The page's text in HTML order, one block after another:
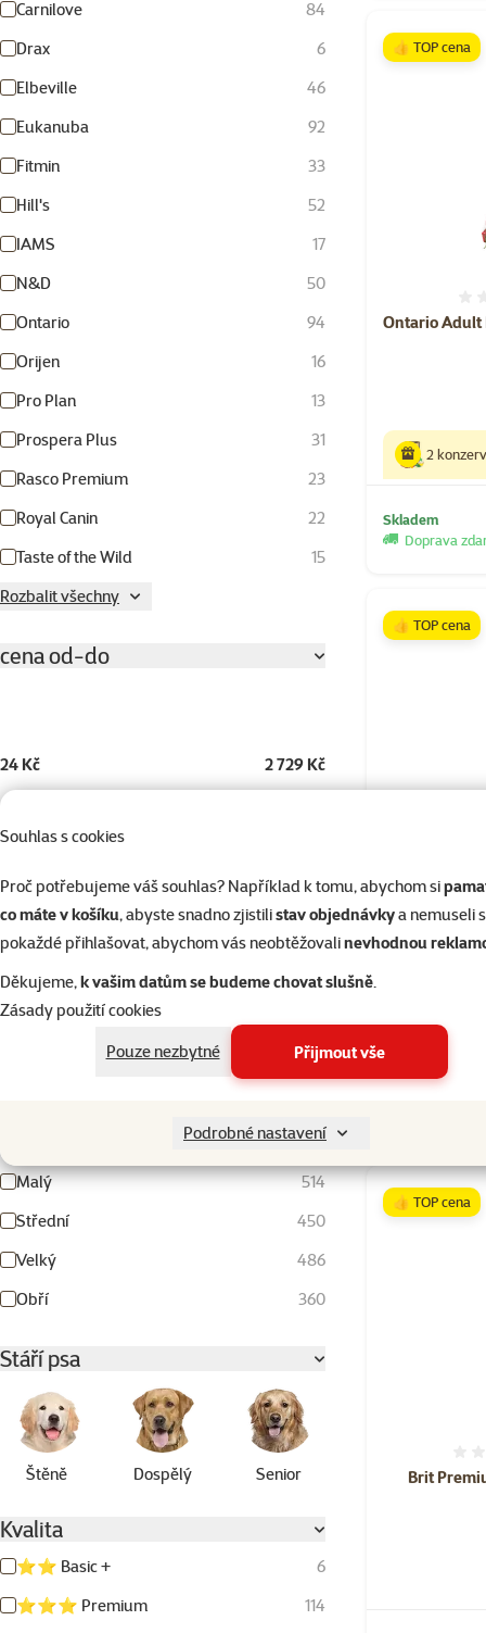
Souhlas s cookies
Proč potřebujeme váš souhlas? Například k tomu, abychom si
co máte v košíku, abyste snadno zjistilistav objednávkya nemuseli
pokaždé přihlašovat, abychom vás neobtěžovalinevhodnou
Děkujeme,k vašim datům se budeme chovat slušně.
Zásady použití cookies
Pouze nezbytné
Přijmout vše
Podrobné nastavení
Carnilove
84
Drax
6
Elbeville
46
Eukanuba
92
Fitmin
33
Hill's
52
IAMS
17
N&D
50
Ontario
94
Orijen
16
Pro Plan
13
Prospera Plus
31
Rasco Premium
23
Royal Canin
22
Taste of the Wild
15
Rozbalit všechny
cena od-do
24 Kč 2 729 Kč
Hodnocení 80%
35
Hodnocení 60%
6
Hodnocení 40%
4
Hodnocení 20%
5
321
Malý
514
Střední
450
Velký
486
Obří
360
Stáří psa
Štěně Dospělý Senior
Kvalita
⭐⭐ Basic +
6
⭐⭐⭐ Premium
114
Ontario Adult
👍 TOP cena
2
Skladem
Doprava
Brit
👍 TOP cena
Brit
👍 TOP cena